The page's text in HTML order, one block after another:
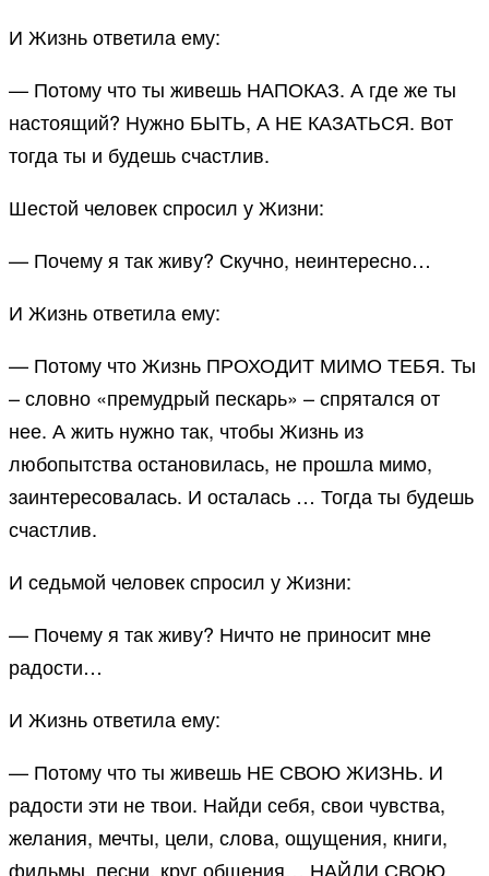
И Жизнь ответила ему:
— Потому что ты живешь НАПОКАЗ. А где же ты
настоящий? Нужно БЫТЬ, А НЕ КАЗАТЬСЯ. Вот
тогда ты и будешь счастлив.
Шестой человек спросил у Жизни:
— Почему я так живу? Скучно, неинтересно…
И Жизнь ответила ему:
— Потому что Жизнь ПРОХОДИТ МИМО ТЕБЯ. Ты
– словно «премудрый пескарь» – спрятался от
нее. А жить нужно так, чтобы Жизнь из
любопытства остановилась, не прошла мимо,
заинтересовалась. И осталась … Тогда ты будешь
счастлив.
И седьмой человек спросил у Жизни:
— Почему я так живу? Ничто не приносит мне
радости…
И Жизнь ответила ему:
— Потому что ты живешь НЕ СВОЮ ЖИЗНЬ. И
радости эти не твои. Найди себя, свои чувства,
желания, мечты, цели, слова, ощущения, книги,
фильмы, песни, круг общения… НАЙДИ СВОЮ